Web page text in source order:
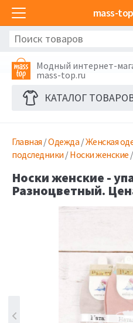
mass-
Модный интернет-
mass-top.ru
КАТАЛОГ
Главная /Одежда /Женская
подследники /Носки женские /
Носки женские -
Разноцветный.